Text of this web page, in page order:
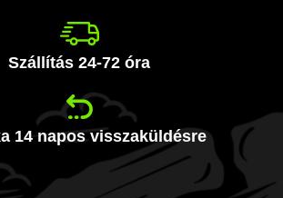
Szállítás 24-72 óra
14 napos visszaküldésre